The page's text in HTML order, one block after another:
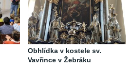
Obhlídka v kostele sv.
Vavřince v Žebráku